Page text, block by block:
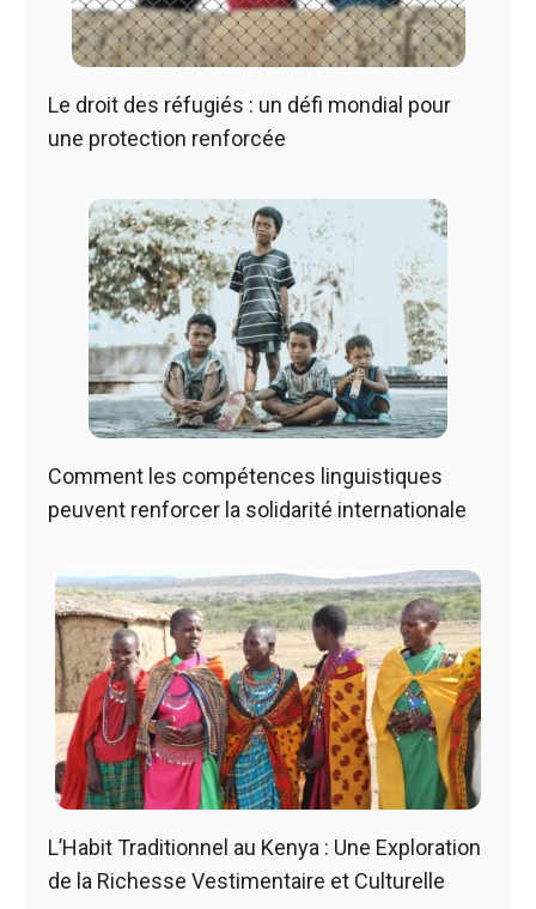
Le droit des réfugiés : un défi mondial pour
une protection renforcée
Comment les compétences linguistiques
peuvent renforcer la solidarité internationale
L’Habit Traditionnel au Kenya : Une Exploration
de la Richesse Vestimentaire et Culturelle